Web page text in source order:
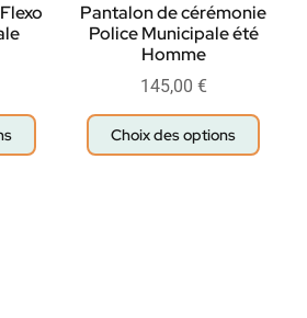
Pantalon de cérémonie
Police Municipale été
Homme
145,00 €
Choix des options